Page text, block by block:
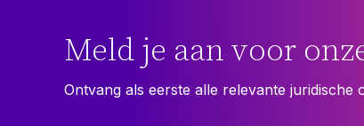
Meld je aan voor
Ontvang als eerste alle relevante juridische